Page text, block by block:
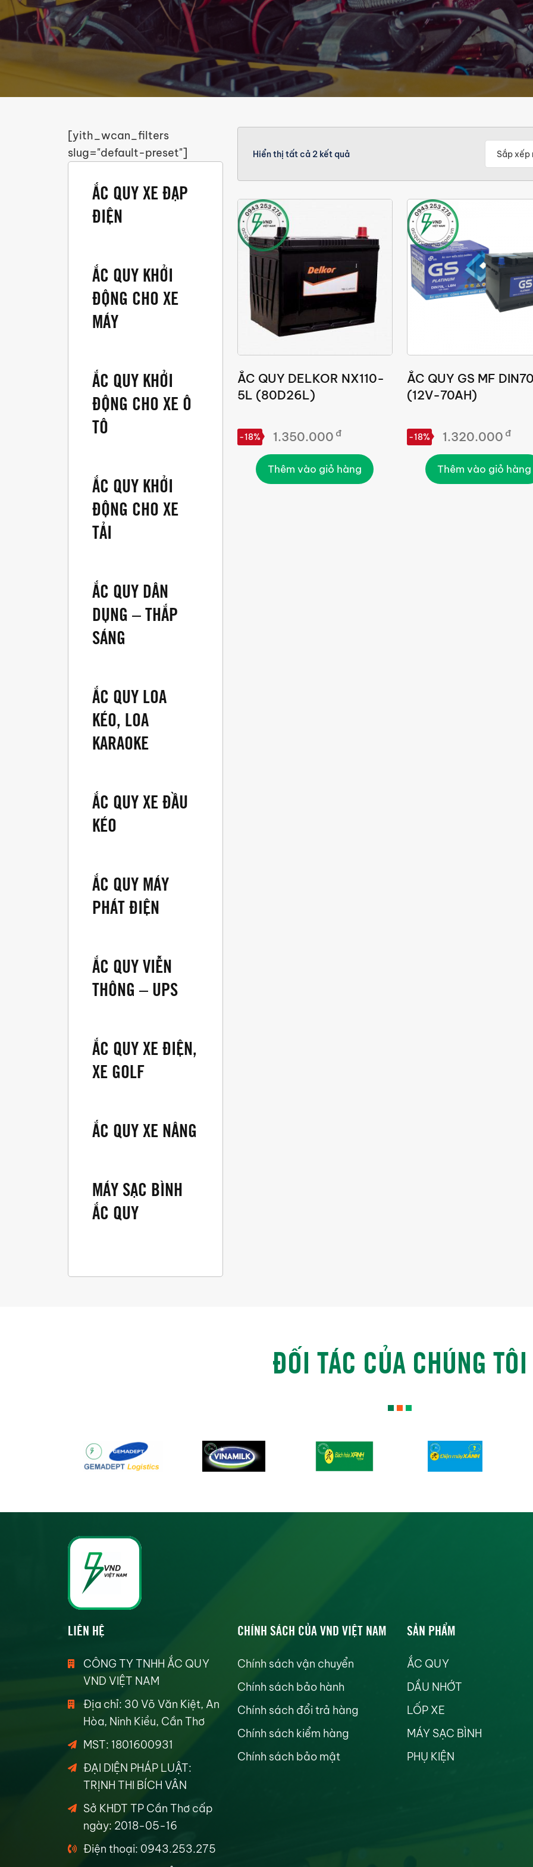
Hiển thị tất cả 2 kết quả
ẮC QUY DELKOR NX110-
5L (80D26L)
-18% 1.350.000 đ
Thêm vào giỏ hàng
ẮC QUY GS MF
(12V-70AH)
-18% 1.320.000 đ
Thêm vào giỏ hàng
[yith_wcan_filters
slug="default-preset"]
ẮC QUY XE ĐẠP
ĐIỆN
ẮC QUY KHỞI
ĐỘNG CHO XE
MÁY
ẮC QUY KHỞI
ĐỘNG CHO XE Ô
TÔ
ẮC QUY KHỞI
ĐỘNG CHO XE
TẢI
ẮC QUY DÂN
DỤNG – THẮP
SÁNG
ẮC QUY LOA
KÉO, LOA
KARAOKE
ẮC QUY XE ĐẦU
KÉO
ẮC QUY MÁY
PHÁT ĐIỆN
ẮC QUY VIỄN
THÔNG – UPS
ẮC QUY XE ĐIỆN,
XE GOLF
ẮC QUY XE NÂNG
MÁY SẠC BÌNH
ẮC QUY
ĐỐI TÁC CỦA CHÚNG TÔI
LIÊN HỆ
CÔNG TY TNHH ẮC QUY
VND VIỆT NAM
Địa chỉ: 30 Võ Văn Kiệt, An
Hòa, Ninh Kiều, Cần Thơ
MST: 1801600931
ĐẠI DIỆN PHÁP LUẬT:
TRỊNH THI BÍCH VÂN
Sở KHDT TP Cần Thơ cấp
ngày: 2018-05-16
Điện thoại: 0943.253.275
CHÍNH SÁCH CỦA VND VIỆT NAM
Chính sách vận chuyển
Chính sách bảo hành
Chính sách đổi trả hàng
Chính sách kiểm hàng
Chính sách bảo mật
SẢN PHẨM
ẮC QUY
DẦU NHỚT
LỐP XE
MÁY SẠC BÌNH
PHỤ KIỆN